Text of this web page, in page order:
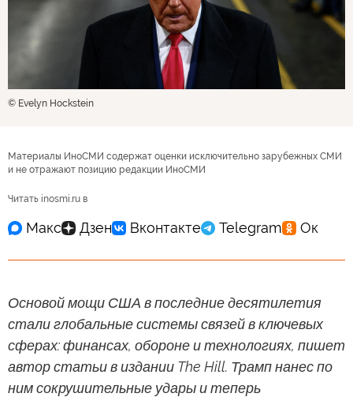
© Evelyn Hockstein
Материалы ИноСМИ содержат оценки исключительно зарубежных СМИ
и не отражают позицию редакции ИноСМИ
Читать inosmi.ru в
Основой мощи США в последние десятилетия
стали глобальные системы связей в ключевых
сферах: финансах, обороне и технологиях, пишет
автор статьи в издании The Hill. Трамп нанес по
ним сокрушительные удары и теперь